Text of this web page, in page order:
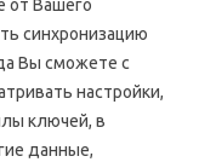
от Вашего
синхронизацию
Вы сможете с
настройки,
ключей, в
данные,